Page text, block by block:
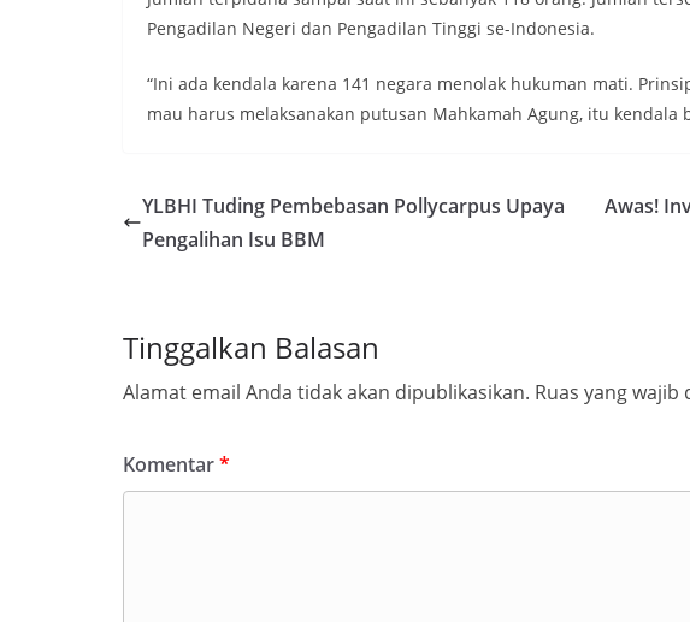
Pengadilan Negeri dan Pengadilan Tinggi se-Indonesia.
“Ini ada kendala karena 141 negara menolak hukuman mati.
mau harus melaksanakan putusan Mahkamah Agung, itu kendala
YLBHI Tuding Pembebasan Pollycarpus Upaya
Pengalihan Isu BBM
Awas!
Tinggalkan Balasan
Alamat email Anda tidak akan dipublikasikan. Ruas yang wajib
Komentar*